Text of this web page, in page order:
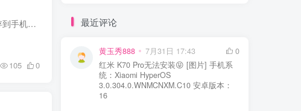
刷短视频、看图文笔记的时候，遇到很喜欢的风景视频、高清图集、实况素材，想保存到手机相册，却被平台水印牢牢困住，是不是特别闹心？ 很多解析工具要么广告满天飞，强制看广告才能导出；要么...
105 0
最近评论
黄玉秀888 7月31日 17:43
0
红米 K70 Pro无法安装😝 [图片] 手机系
统：Xiaomi HyperOS
3.0.304.0.WNMCNXM.C10 安卓版本：
16